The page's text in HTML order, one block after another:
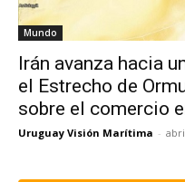
Mundo
Irán avanza hacia
el Estrecho de
sobre el comercio
Uruguay Visión Marítima -